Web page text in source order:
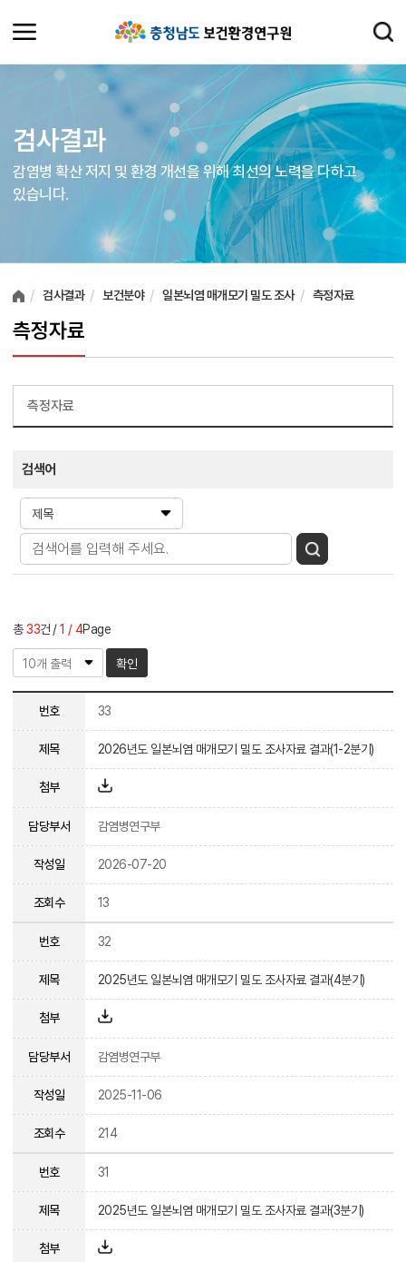
검사결과
감염병 확산 저지 및 환경 개선을 위해 최선의 노력을 다하고
있습니다.
검사결과 보건분야 일본뇌염 매개모기 밀도 조사 측정자료
측정자료
측정자료
검색어
총33건 1 / 4Page
확인
번호 33
제목 2026년도 일본뇌염 매개모기 밀도 조사자료 결과(1-2분기)
첨부
담당부서 감염병연구부
작성일 2026-07-20
조회수 13
번호 32
제목 2025년도 일본뇌염 매개모기 밀도 조사자료 결과(4분기)
첨부
담당부서 감염병연구부
작성일 2025-11-06
조회수 214
번호 31
제목 2025년도 일본뇌염 매개모기 밀도 조사자료 결과(3분기)
첨부
여러분들의 의견을 남겨주세요.